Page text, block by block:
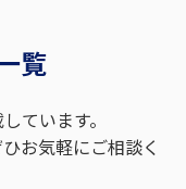
覧
ています。
お気軽にご相談く